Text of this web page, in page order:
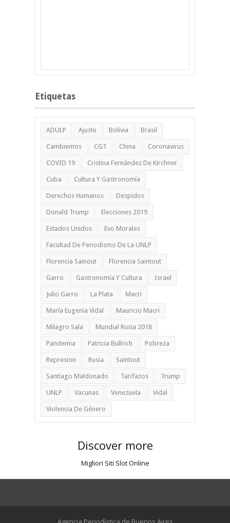
Etiquetas
ADULP Ajuste Bolivia Brasil
Cambiemos CGT China Coronavirus
COVID 19 Cristina Fernández De Kirchner
Cuba Cultura Y Gastronomía
Derechos Humanos Despidos
Donald Trump Elecciones 2019
Estados Unidos Evo Morales
Facultad De Periodismo De La UNLP
Florencia Sainout Florencia Saintout
Garro Gastronomía Y Cultura Israel
Julio Garro La Plata Macri
María Eugenia Vidal Mauricio Macri
Milagro Sala Mundial Rusia 2018
Pandemia Patricia Bullrich Pobreza
Represion Rusia Saintout
Santiago Maldonado Tarifazos Trump
UNLP Vacunas Venezuela Vidal
Violencia De Género
Discover more
Migliori Siti Slot Online